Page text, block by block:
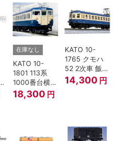
在庫なし
KATO 10-
1801 113系
1000番台横須
賀・総武快速
線 基本7両セ
18,300 円
KATO 10-
1765 クモハ
52 2次車 飯田
線 4両セット
Nゲージ
14,300 円